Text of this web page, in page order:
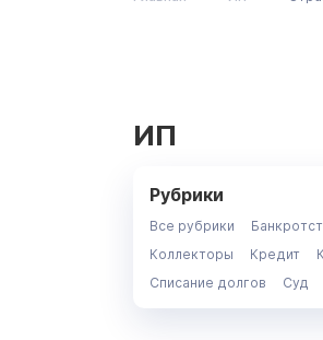
ИП
Рубрики
Все рубрики
Коллекторы
Кредит
Списание долгов
Суд